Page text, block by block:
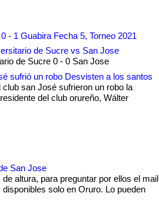
- 1 Guabira Fecha 5, Torneo 2021
de Sucre vs San Jose
de Sucre 0 - 0 San Jose
sufrió un robo Desvisten a los santos
san José sufrieron un robo la
del club orureño, Wálter
San Jose
altura, para preguntar por ellos el mail
solo en Oruro. Lo pueden